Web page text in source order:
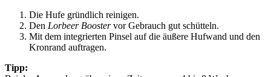
Die Hufe gründlich reinigen.
Den Lorbeer Boostervor Gebrauch gut schütteln.
Mit dem integrierten Pinsel auf die äußere Hufwand und den
Kronrand auftragen.
Tipp: